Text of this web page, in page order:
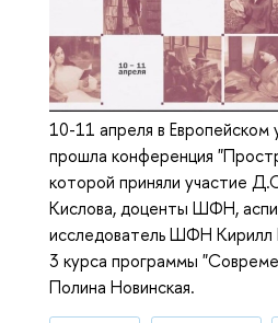
10-11 апреля в
прошла конференция
которой приняли участие
Кислова, доценты ШФН,
исследователь ШФН Кирилл
3 курса программы
Полина Новинская.